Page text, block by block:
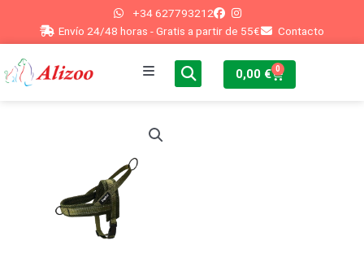
contenido
+34 627793212
Envío 24/48 horas - Gratis a partir de 55€
Contacto
Gatos
0,00 € 0
Cart